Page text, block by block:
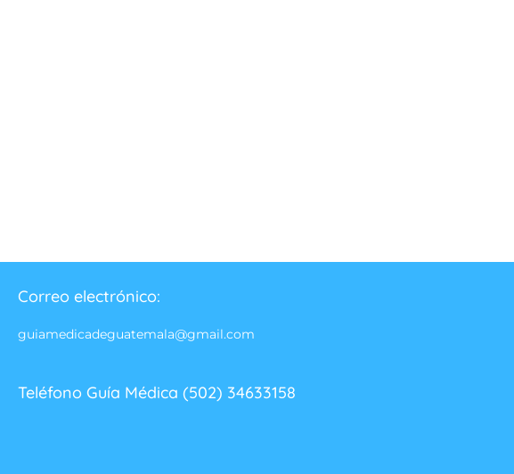
Correo electrónico:
guiamedicadeguatemala@gmail.com
Teléfono Guía Médica (502) 34633158